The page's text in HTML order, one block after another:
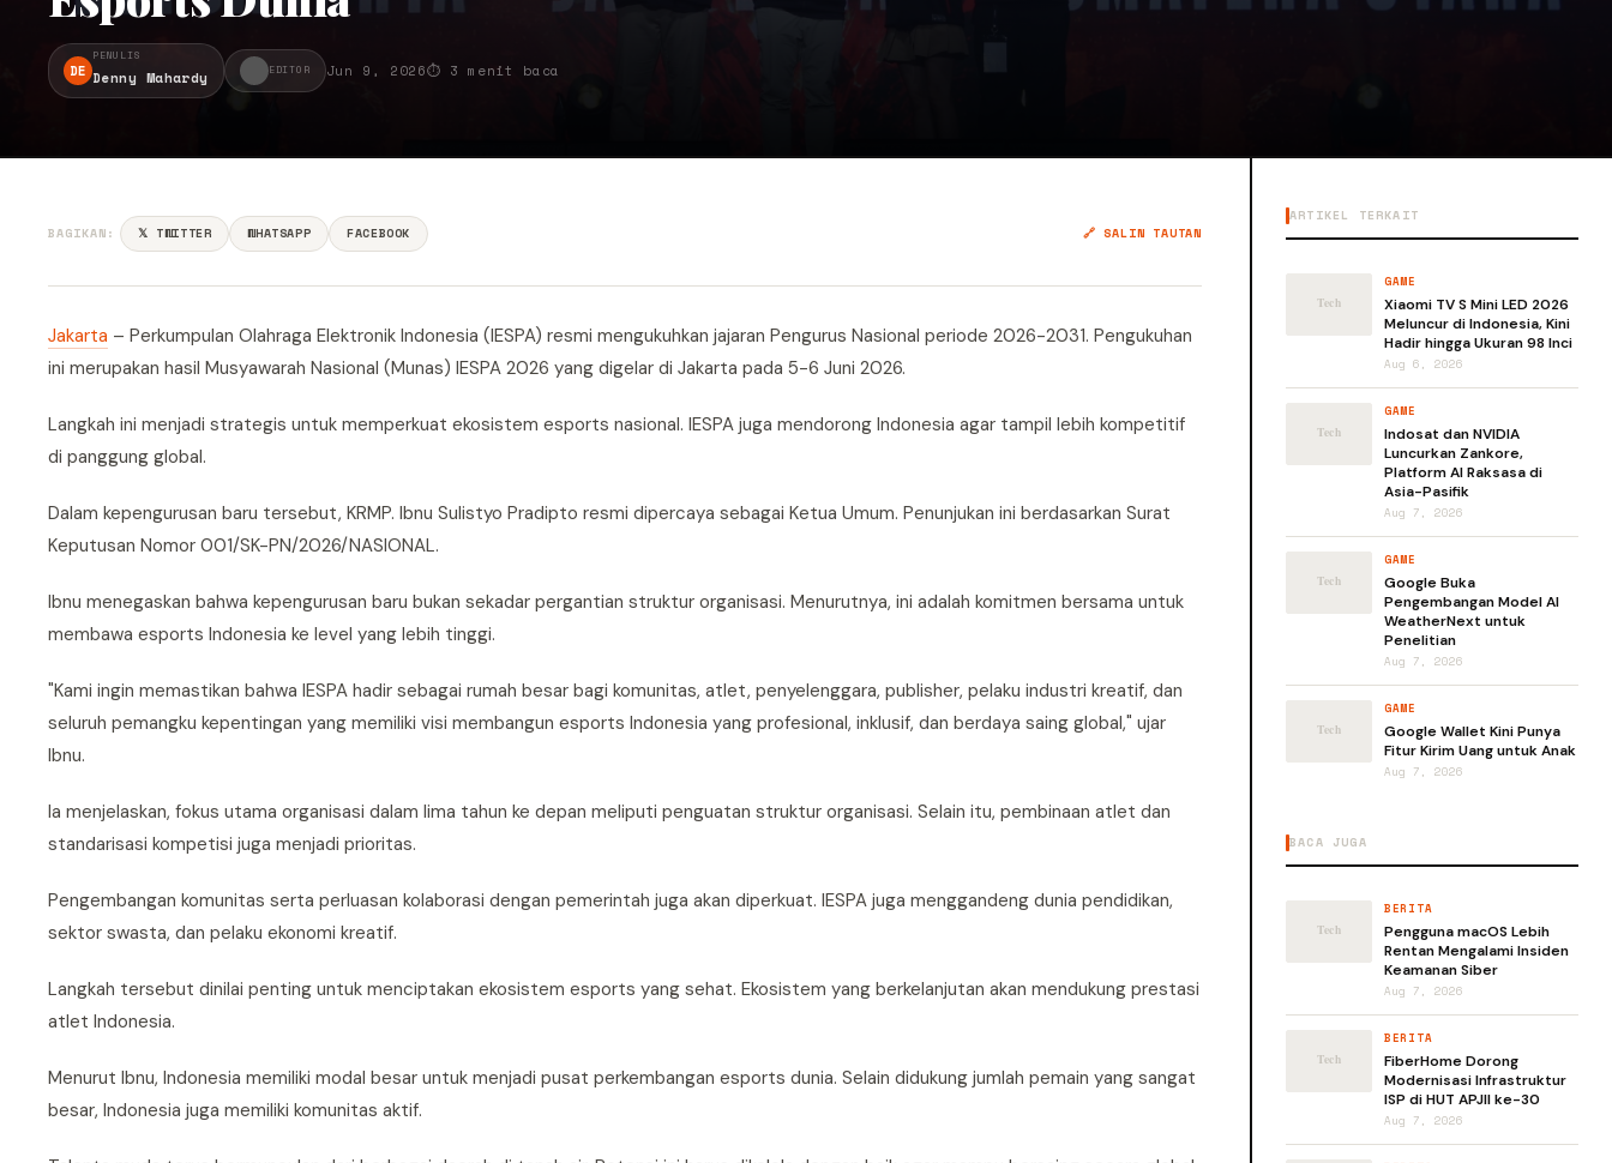
DE
PENULIS
Denny Mahardy EDITOR Jun 9, 2026⏱ 3 menit baca
BAGIKAN: 𝕏 TWITTER WHATSAPP FACEBOOK 🔗 SALIN TAUTAN
Jakarta – Perkumpulan Olahraga Elektronik Indonesia (IESPA) resmi mengukuhkan jajaran Pengurus Nasional periode 2026-2031. Pengukuhan
ini merupakan hasil Musyawarah Nasional (Munas) IESPA 2026 yang digelar di Jakarta pada 5-6 Juni 2026.
Langkah ini menjadi strategis untuk memperkuat ekosistem esports nasional. IESPA juga mendorong Indonesia agar tampil lebih kompetitif
di panggung global.
Dalam kepengurusan baru tersebut, KRMP. Ibnu Sulistyo Pradipto resmi dipercaya sebagai Ketua Umum. Penunjukan ini berdasarkan Surat
Keputusan Nomor 001/SK-PN/2026/NASIONAL.
Ibnu menegaskan bahwa kepengurusan baru bukan sekadar pergantian struktur organisasi. Menurutnya, ini adalah komitmen bersama untuk
membawa esports Indonesia ke level yang lebih tinggi.
"Kami ingin memastikan bahwa IESPA hadir sebagai rumah besar bagi komunitas, atlet, penyelenggara, publisher, pelaku industri kreatif, dan
seluruh pemangku kepentingan yang memiliki visi membangun esports Indonesia yang profesional, inklusif, dan berdaya saing global," ujar
Ibnu.
Ia menjelaskan, fokus utama organisasi dalam lima tahun ke depan meliputi penguatan struktur organisasi. Selain itu, pembinaan atlet dan
standarisasi kompetisi juga menjadi prioritas.
Pengembangan komunitas serta perluasan kolaborasi dengan pemerintah juga akan diperkuat. IESPA juga menggandeng dunia pendidikan,
sektor swasta, dan pelaku ekonomi kreatif.
Langkah tersebut dinilai penting untuk menciptakan ekosistem esports yang sehat. Ekosistem yang berkelanjutan akan mendukung prestasi
atlet Indonesia.
Menurut Ibnu, Indonesia memiliki modal besar untuk menjadi pusat perkembangan esports dunia. Selain didukung jumlah pemain yang sangat
besar, Indonesia juga memiliki komunitas aktif.
ARTIKEL TERKAIT
GAME
Xiaomi TV S Mini LED 2026
Meluncur di Indonesia, Kini
Hadir hingga Ukuran 98 Inci
Aug 6, 2026
GAME
Indosat dan NVIDIA
Luncurkan Zankore,
Platform AI Raksasa di
Asia-Pasifik
Aug 7, 2026
GAME
Google Buka
Pengembangan Model AI
WeatherNext untuk
Penelitian
Aug 7, 2026
GAME
Google Wallet Kini Punya
Fitur Kirim Uang untuk Anak
Aug 7, 2026
BACA JUGA
BERITA
Pengguna macOS Lebih
Rentan Mengalami Insiden
Keamanan Siber
Aug 7, 2026
BERITA
FiberHome Dorong
Modernisasi Infrastruktur
ISP di HUT APJII ke-30
Aug 7, 2026